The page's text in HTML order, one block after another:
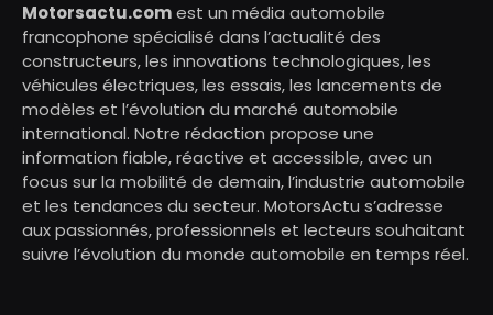
Motorsactu.comest un média automobile
francophone spécialisé dans l’actualité des
constructeurs, les innovations technologiques, les
véhicules électriques, les essais, les lancements de
modèles et l’évolution du marché automobile
international. Notre rédaction propose une
information fiable, réactive et accessible, avec un
focus sur la mobilité de demain, l’industrie automobile
et les tendances du secteur. MotorsActu s’adresse
aux passionnés, professionnels et lecteurs souhaitant
suivre l’évolution du monde automobile en temps réel.